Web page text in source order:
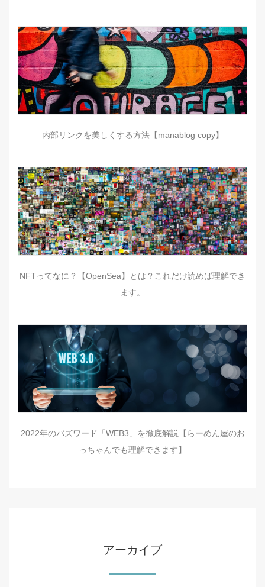
内部リンクを美しくする方法【manablog copy】
NFTってなに？【OpenSea】とは？これだけ読めば理解でき
ます。
2022年のバズワード「WEB3」を徹底解説【らーめん屋のお
っちゃんでも理解できます】
アーカイブ